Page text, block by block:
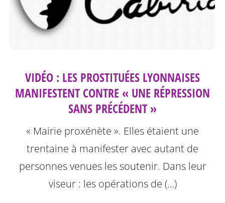
VIDÉO : LES PROSTITUÉES LYONNAISES
MANIFESTENT CONTRE « UNE RÉPRESSION
SANS PRÉCÉDENT »
« Mairie proxénète ». Elles étaient une
trentaine à manifester avec autant de
personnes venues les soutenir. Dans leur
viseur : les opérations de (…)